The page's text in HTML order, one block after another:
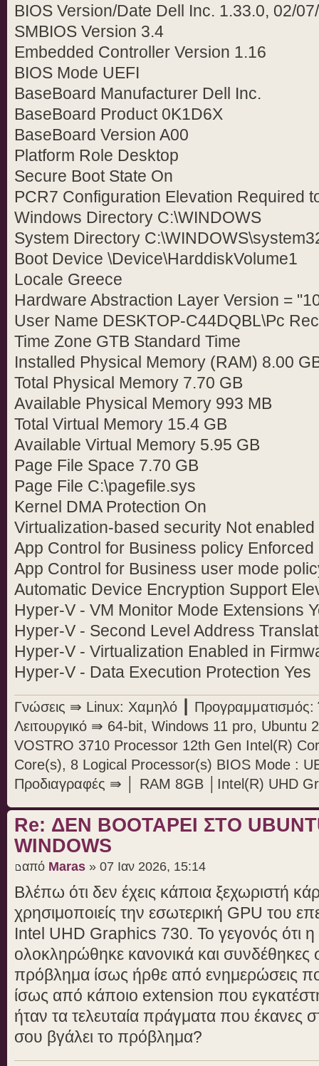
BIOS Version/Date Dell Inc. 1.33.0, 02/
SMBIOS Version 3.4
Embedded Controller Version 1.16
BIOS Mode UEFI
BaseBoard Manufacturer Dell Inc.
BaseBoard Product 0K1D6X
BaseBoard Version A00
Platform Role Desktop
Secure Boot State On
PCR7 Configuration Elevation Required
Windows Directory C:\WINDOWS
System Directory
Boot Device \Device\HarddiskVolume1
Locale Greece
Hardware Abstraction Layer Version =
User Name DESKTOP-C44DQBL\Pc
Time Zone GTB Standard Time
Installed Physical Memory (RAM) 8.00
Total Physical Memory 7.70 GB
Available Physical Memory 993 MB
Total Virtual Memory 15.4 GB
Available Virtual Memory 5.95 GB
Page File Space 7.70 GB
Page File C:\pagefile.sys
Kernel DMA Protection On
Virtualization-based security Not enabled
App Control for Business policy Enforced
App Control for Business user mode
Automatic Device Encryption Support
Hyper-V - VM Monitor Mode Extensions
Hyper-V - Second Level Address
Hyper-V - Virtualization Enabled in
Hyper-V - Data Execution Protection Yes
Γνώσεις ⇛ Linux: Χαμηλό ┃ Προγραμματισμός:
Λειτουργικό ⇛ 64-bit, Windows 11 pro, Ubuntu
VOSTRO 3710 Processor 12th Gen Intel(R)
Core(s), 8 Logical Processor(s) BIOS Mode :
Προδιαγραφές ⇛ │ RAM 8GB │Intel(R) UHD
Re: ΔΕΝ BOOTAΡΕΙ ΣΤΟ
WINDOWS
από Maras » 07 Ιαν 2026, 15:14
Βλέπω ότι δεν έχεις κάποια ξεχωριστή
χρησιμοποιείς την εσωτερική GPU του
Intel UHD Graphics 730. Το γεγονός ότι
ολοκληρώθηκε κανονικά και
πρόβλημα ίσως ήρθε από ενημερώσεις
ίσως από κάποιο extension που
ήταν τα τελευταία πράγματα που έκανες
σου βγάλει το πρόβλημα?